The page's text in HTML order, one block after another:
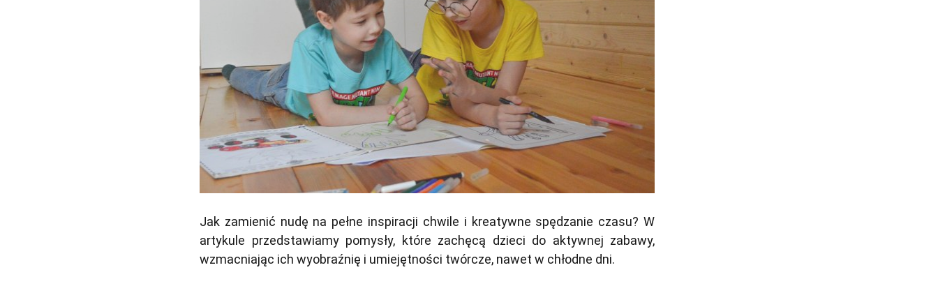
Jak zamienić nudę na pełne inspiracji chwile i kreatywne spędzanie czasu? W
artykule przedstawiamy pomysły, które zachęcą dzieci do aktywnej zabawy,
wzmacniając ich wyobraźnię i umiejętności twórcze, nawet w chłodne dni.